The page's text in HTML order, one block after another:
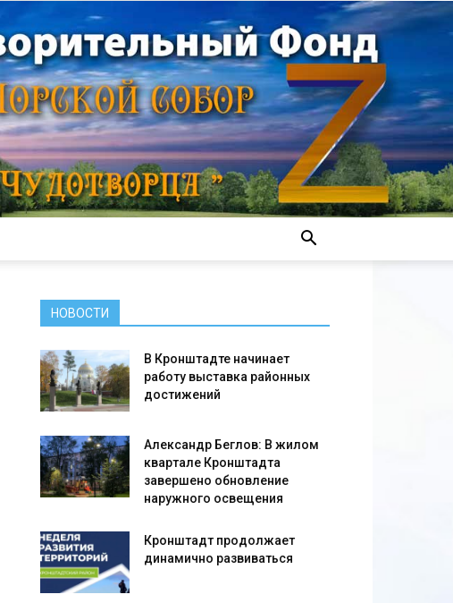
НОВОСТИ
В Кронштадте начинает
работу выставка районных
достижений
Александр Беглов: В жилом
квартале Кронштадта
завершено обновление
наружного освещения
Кронштадт продолжает
динамично развиваться